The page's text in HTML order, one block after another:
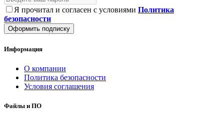
Я прочитал и согласен с условиями Политика
безопасности
Оформить подписку
Информация
О компании
Политика безопасности
Условия соглашения
Файлы и ПО